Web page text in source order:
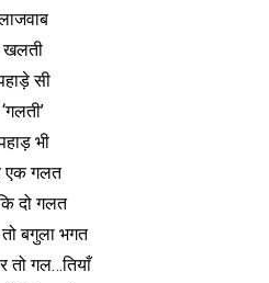
खलती
सी
‘गलती’
भी
एक गलत
दो गलत
तो बगुला भगत
तो गल…तियाँ